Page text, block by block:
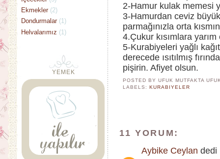
2-Hamur kulak memesi
3-Hamurdan ceviz
parmağınızla orta
4.Çukur kısımlara
5-Kurabiyeleri yağlı
derecede ısıtılmış
pişirin. Afiyet olsun.
POSTED BY UFUK MUTFAKTA
LABELS:KURABIYELER
11 YORUM:
Aybike Ceylan dedi
Ekmekler (2)
Dondurmalar (1)
Helvalarımız (1)
YEMEK